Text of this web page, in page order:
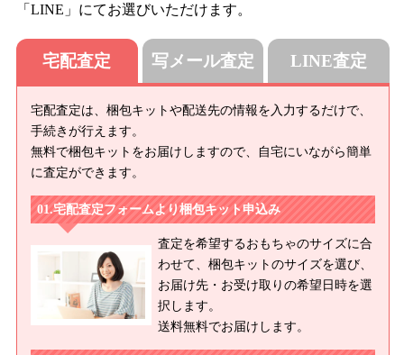
「LINE」にてお選びいただけます。
宅配査定
宅配査定は、梱包キットや配送先の情報を入力するだけで、
手続きが行えます。
無料で梱包キットをお届けしますので、自宅にいながら簡単
に査定ができます。
宅配査定フォームより梱包キット申込み
査定を希望するおもちゃのサイズに合
わせて、梱包キットのサイズを選び、
お届け先・お受け取りの希望日時を選
択します。
送料無料でお届けします。
写メール査定 LINE査定